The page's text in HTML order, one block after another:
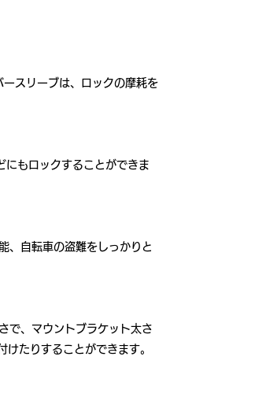
スリーブは、ロックの摩耗を
もロックすることができま
、自転車の盗難をしっかりと
で、マウントブラケット太さ
たりすることができます。